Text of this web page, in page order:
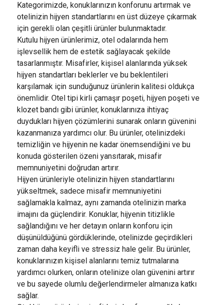
Kategorimizde, konuklarınızın konforunu artırmak ve
otelinizin hijyen standartlarını en üst düzeye çıkarmak
için gerekli olan çeşitli ürünler bulunmaktadır.
Kutulu hijyen ürünlerimiz, otel odalarında hem
işlevsellik hem de estetik sağlayacak şekilde
tasarlanmıştır. Misafirler, kişisel alanlarında yüksek
hijyen standartları beklerler ve bu beklentileri
karşılamak için sunduğunuz ürünlerin kalitesi oldukça
önemlidir. Otel tipi kirli çamaşır poşeti, hijyen poşeti ve
klozet bandı gibi ürünler, konuklarınıza ihtiyaç
duydukları hijyen çözümlerini sunarak onların güvenini
kazanmanıza yardımcı olur. Bu ürünler, otelinizdeki
temizliğin ve hijyenin ne kadar önemsendiğini ve bu
konuda gösterilen özeni yansıtarak, misafir
memnuniyetini doğrudan artırır.
Hijyen ürünleriyle otelinizin hijyen standartlarını
yükseltmek, sadece misafir memnuniyetini
sağlamakla kalmaz, aynı zamanda otelinizin marka
imajını da güçlendirir. Konuklar, hijyenin titizlikle
sağlandığını ve her detayın onların konforu için
düşünüldüğünü gördüklerinde, otelinizde geçirdikleri
zaman daha keyifli ve stressiz hale gelir. Bu ürünler,
konuklarınızın kişisel alanlarını temiz tutmalarına
yardımcı olurken, onların otelinize olan güvenini artırır
ve bu sayede olumlu değerlendirmeler almanıza katkı
sağlar.